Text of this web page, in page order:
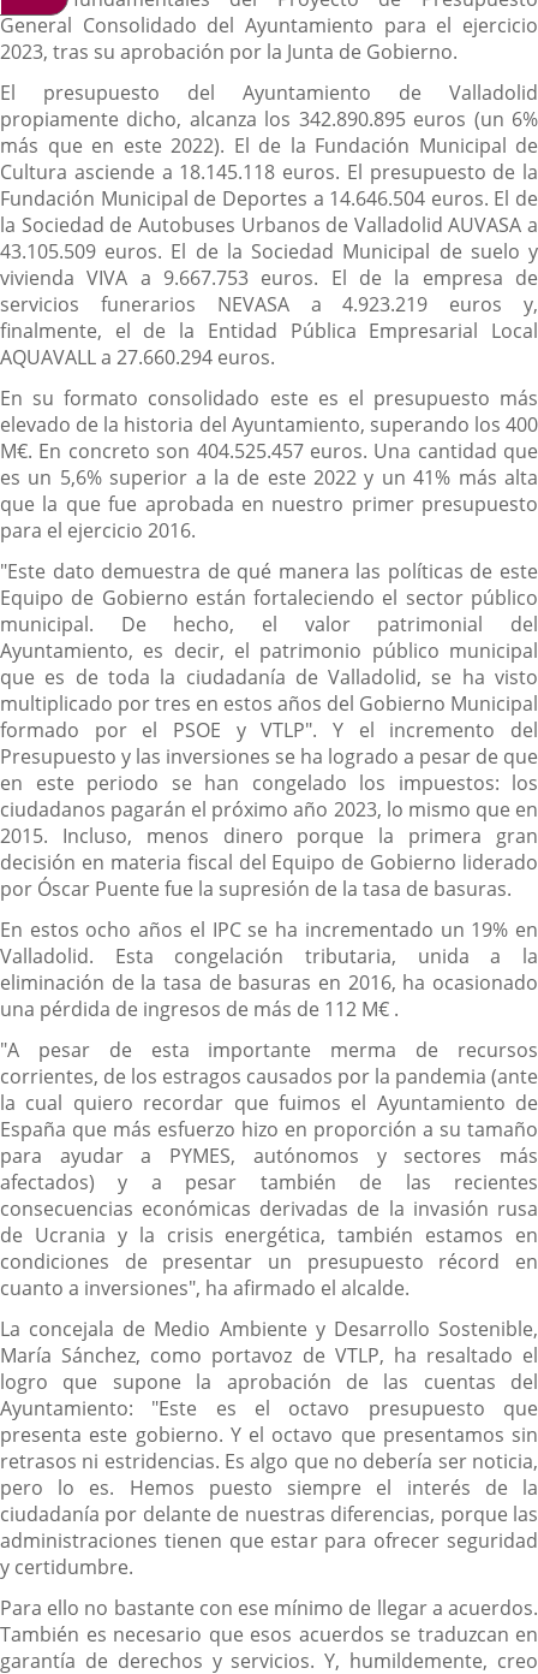
General Consolidado del Ayuntamiento para el ejercicio
2023, tras su aprobación por la Junta de Gobierno.
El presupuesto del Ayuntamiento de Valladolid
propiamente dicho, alcanza los 342.890.895 euros (un 6%
más que en este 2022). El de la Fundación Municipal de
Cultura asciende a 18.145.118 euros. El presupuesto de la
Fundación Municipal de Deportes a 14.646.504 euros. El de
la Sociedad de Autobuses Urbanos de Valladolid AUVASA a
43.105.509 euros. El de la Sociedad Municipal de suelo y
vivienda VIVA a 9.667.753 euros. El de la empresa de
servicios funerarios NEVASA a 4.923.219 euros y,
finalmente, el de la Entidad Pública Empresarial Local
AQUAVALL a 27.660.294 euros.
En su formato consolidado este es el presupuesto más
elevado de la historia del Ayuntamiento, superando los 400
M€. En concreto son 404.525.457 euros. Una cantidad que
es un 5,6% superior a la de este 2022 y un 41% más alta
que la que fue aprobada en nuestro primer presupuesto
para el ejercicio 2016.
"Este dato demuestra de qué manera las políticas de este
Equipo de Gobierno están fortaleciendo el sector público
municipal. De hecho, el valor patrimonial del
Ayuntamiento, es decir, el patrimonio público municipal
que es de toda la ciudadanía de Valladolid, se ha visto
multiplicado por tres en estos años del Gobierno Municipal
formado por el PSOE y VTLP". Y el incremento del
Presupuesto y las inversiones se ha logrado a pesar de que
en este periodo se han congelado los impuestos: los
ciudadanos pagarán el próximo año 2023, lo mismo que en
2015. Incluso, menos dinero porque la primera gran
decisión en materia fiscal del Equipo de Gobierno liderado
por Óscar Puente fue la supresión de la tasa de basuras.
En estos ocho años el IPC se ha incrementado un 19% en
Valladolid. Esta congelación tributaria, unida a la
eliminación de la tasa de basuras en 2016, ha ocasionado
una pérdida de ingresos de más de 112 M€ .
"A pesar de esta importante merma de recursos
corrientes, de los estragos causados por la pandemia (ante
la cual quiero recordar que fuimos el Ayuntamiento de
España que más esfuerzo hizo en proporción a su tamaño
para ayudar a PYMES, autónomos y sectores más
afectados) y a pesar también de las recientes
consecuencias económicas derivadas de la invasión rusa
de Ucrania y la crisis energética, también estamos en
condiciones de presentar un presupuesto récord en
cuanto a inversiones", ha afirmado el alcalde.
La concejala de Medio Ambiente y Desarrollo Sostenible,
María Sánchez, como portavoz de VTLP, ha resaltado el
logro que supone la aprobación de las cuentas del
Ayuntamiento: "Este es el octavo presupuesto que
presenta este gobierno. Y el octavo que presentamos sin
retrasos ni estridencias. Es algo que no debería ser noticia,
pero lo es. Hemos puesto siempre el interés de la
ciudadanía por delante de nuestras diferencias, porque las
administraciones tienen que estar para ofrecer seguridad
y certidumbre.
Para ello no bastante con ese mínimo de llegar a acuerdos.
También es necesario que esos acuerdos se traduzcan en
garantía de derechos y servicios. Y, humildemente, creo